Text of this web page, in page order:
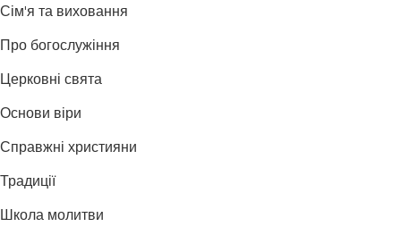
Сім'я та виховання
Про богослужіння
Церковні свята
Основи віри
Справжні християни
Традиції
Школа молитви